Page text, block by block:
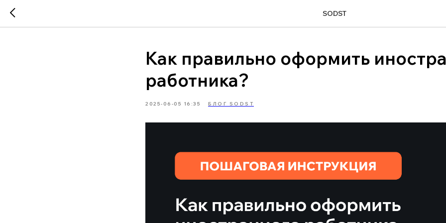
SODST
Как правильно оформить
работника?
2025-06-05 16:35 БЛОГ SODST